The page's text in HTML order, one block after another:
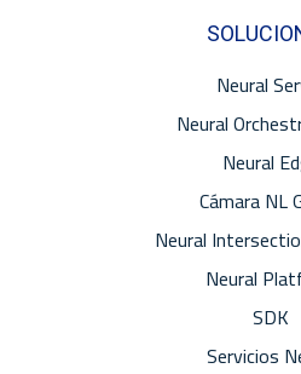
Neural
Neural
Neural
Cámara NL
Neural
Neural
SDK
Servicios